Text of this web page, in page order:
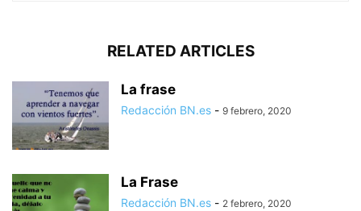
RELATED ARTICLES
La frase
Redacción BN.es - 9 febrero, 2020
La Frase
Redacción BN.es - 2 febrero, 2020